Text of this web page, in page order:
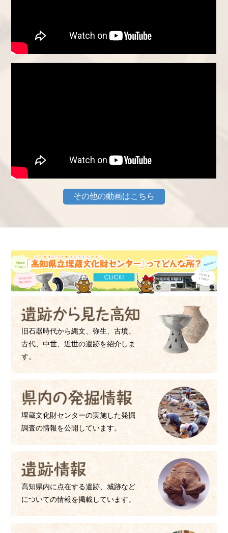
その他の動画はこちら
旧石器時代から縄文、弥生、古墳、
古代、中世、近世の遺跡を紹介しま
す。
埋蔵文化財センターの実施した発掘
調査の情報を公開しています。
高知県内に点在する遺跡、城跡など
についての情報を掲載しています。